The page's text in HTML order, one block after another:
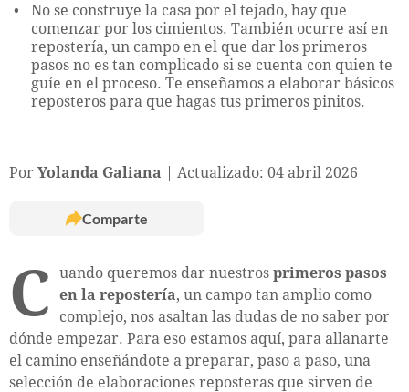
No se construye la casa por el tejado, hay que
comenzar por los cimientos. También ocurre así en
repostería, un campo en el que dar los primeros
pasos no es tan complicado si se cuenta con quien te
guíe en el proceso. Te enseñamos a elaborar básicos
reposteros para que hagas tus primeros pinitos.
Por Yolanda Galiana Actualizado: 04 abril 2026
Comparte
C uando queremos dar nuestros primeros pasos
en la repostería, un campo tan amplio como
complejo, nos asaltan las dudas de no saber por
dónde empezar. Para eso estamos aquí, para allanarte
el camino enseñándote a preparar, paso a paso, una
selección de elaboraciones reposteras que sirven de